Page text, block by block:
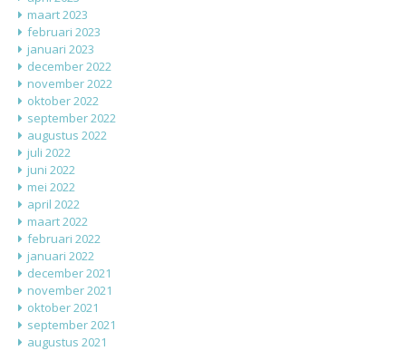
maart 2023
februari 2023
januari 2023
december 2022
november 2022
oktober 2022
september 2022
augustus 2022
juli 2022
juni 2022
mei 2022
april 2022
maart 2022
februari 2022
januari 2022
december 2021
november 2021
oktober 2021
september 2021
augustus 2021